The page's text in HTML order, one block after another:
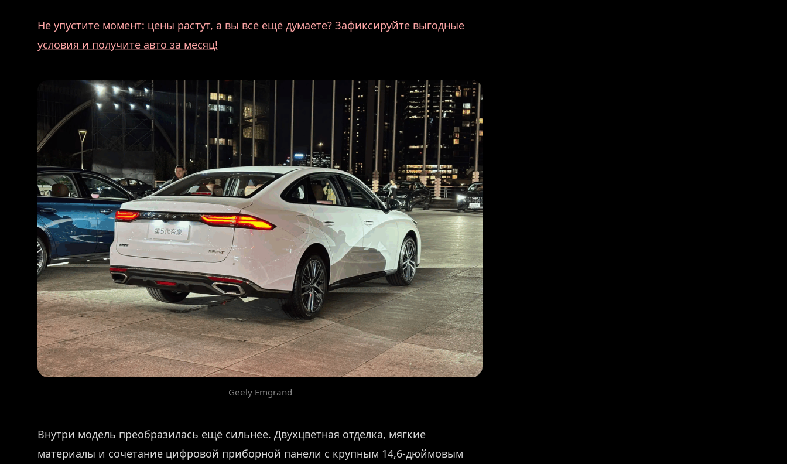
Не упустите момент: цены растут, а вы всё ещё думаете? Зафиксируйте выгодные
условия и получите авто за месяц!
Geely Emgrand
Внутри модель преобразилась ещё сильнее. Двухцветная отделка, мягкие
материалы и сочетание цифровой приборной панели с крупным 14,6-дюймовым